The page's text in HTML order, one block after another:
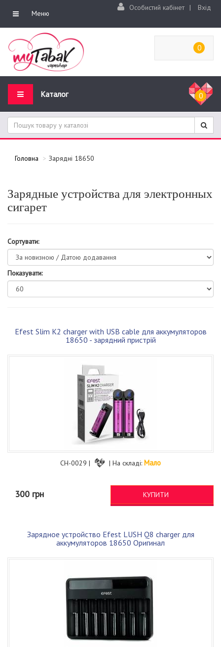
Меню
Особистий кабінет | Вхід
0
Каталог 0
Головна Зарядні 18650
Зарядные устройства для электронных
сигарет
Сортувати:
Показувати:
Efest Slim K2 charger with USB cable для аккумуляторов
18650 - зарядний пристрій
CH-0029 | | На складі: Мало
300 грн КУПИТИ
Зарядное устройство Efest LUSH Q8 charger для
аккумуляторов 18650 Оригинал